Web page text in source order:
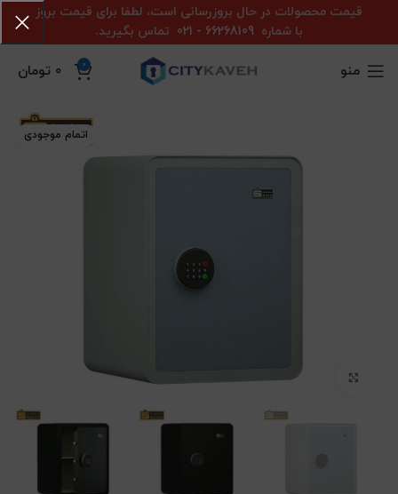
منو 0
0 تومان
اتمام موجودی
بزرگنمایی تصویر
قیمت محصولات در حال بروزرسانی است، لطفا برای قیمت بروز
با شماره 66268109 - 021 تماس بگیرید.